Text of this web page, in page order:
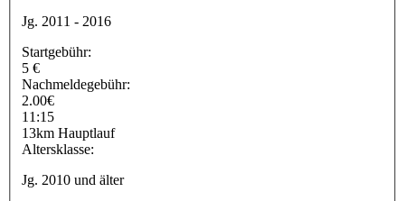
Jg. 2011 - 2016
Startgebühr:
5 €
Nachmeldegebühr:
2.00€
11:15
13km Hauptlauf
Altersklasse:
Jg. 2010 und älter